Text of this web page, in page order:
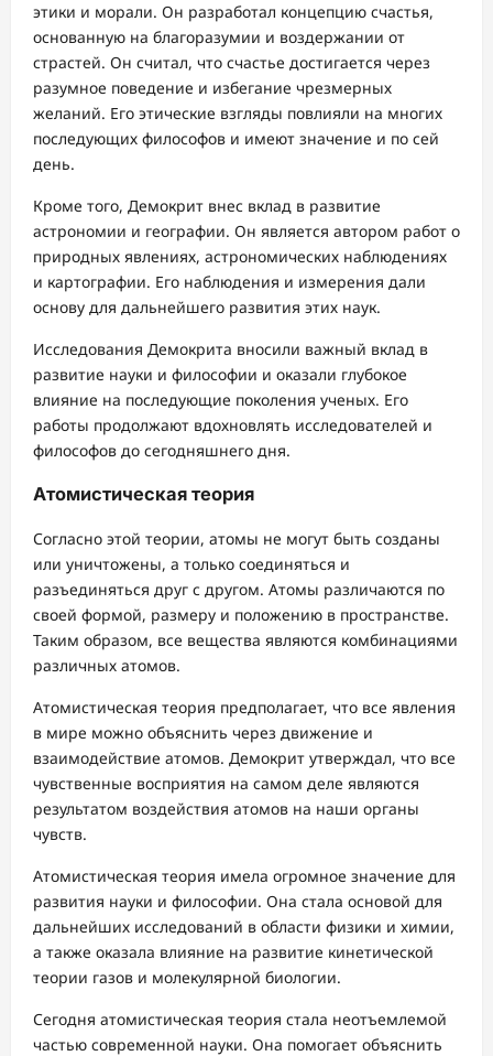
этики и морали. Он разработал концепцию счастья,
основанную на благоразумии и воздержании от
страстей. Он считал, что счастье достигается через
разумное поведение и избегание чрезмерных
желаний. Его этические взгляды повлияли на многих
последующих философов и имеют значение и по сей
день.
Кроме того, Демокрит внес вклад в развитие
астрономии и географии. Он является автором работ о
природных явлениях, астрономических наблюдениях
и картографии. Его наблюдения и измерения дали
основу для дальнейшего развития этих наук.
Исследования Демокрита вносили важный вклад в
развитие науки и философии и оказали глубокое
влияние на последующие поколения ученых. Его
работы продолжают вдохновлять исследователей и
философов до сегодняшнего дня.
Атомистическая теория
Согласно этой теории, атомы не могут быть созданы
или уничтожены, а только соединяться и
разъединяться друг с другом. Атомы различаются по
своей формой, размеру и положению в пространстве.
Таким образом, все вещества являются комбинациями
различных атомов.
Атомистическая теория предполагает, что все явления
в мире можно объяснить через движение и
взаимодействие атомов. Демокрит утверждал, что все
чувственные восприятия на самом деле являются
результатом воздействия атомов на наши органы
чувств.
Атомистическая теория имела огромное значение для
развития науки и философии. Она стала основой для
дальнейших исследований в области физики и химии,
а также оказала влияние на развитие кинетической
теории газов и молекулярной биологии.
Сегодня атомистическая теория стала неотъемлемой
частью современной науки. Она помогает объяснить